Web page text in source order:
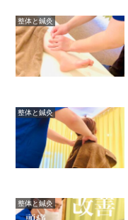
整体と鍼灸
整体と鍼灸
整体と鍼灸